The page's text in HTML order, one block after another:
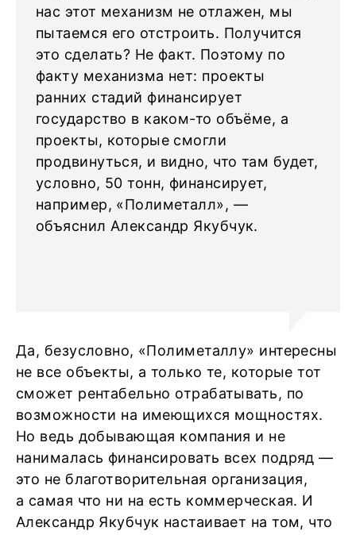
нас этот механизм не отлажен, мы
пытаемся его отстроить. Получится
это сделать? Не факт. Поэтому по
факту механизма нет: проекты
ранних стадий финансирует
государство в каком-то объёме, а
проекты, которые смогли
продвинуться, и видно, что там будет,
условно, 50 тонн, финансирует,
например, «Полиметалл», —
объяснил Александр Якубчук.
Да, безусловно, «Полиметаллу» интересны
не все объекты, а только те, которые тот
сможет рентабельно отрабатывать, по
возможности на имеющихся мощностях.
Но ведь добывающая компания и не
нанималась финансировать всех подряд —
это не благотворительная организация,
а самая что ни на есть коммерческая. И
Александр Якубчук настаивает на том, что